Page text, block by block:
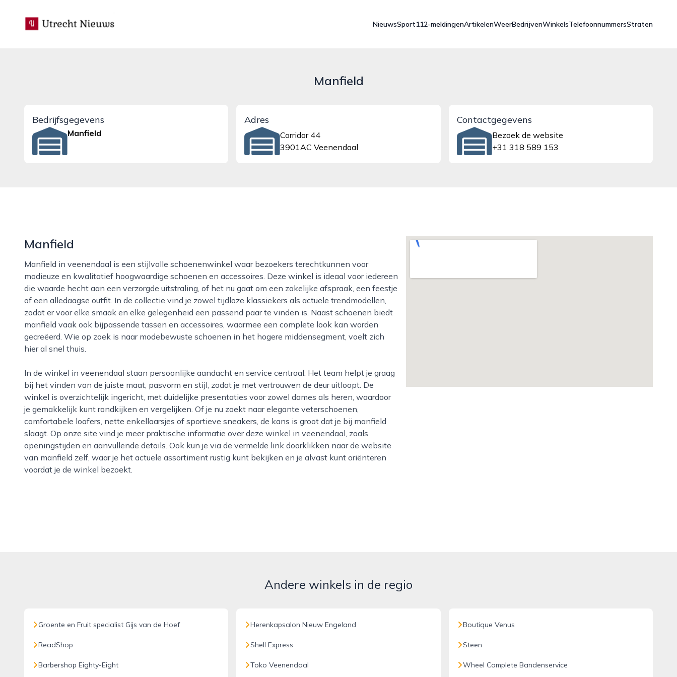
utrecht-nieuws.nl
NieuwsSport112-meldingenArtikelenWeerBedrijvenWinkelsTelefoonnummersStraten
Manfield
Bedrijfsgegevens
Manfield
Adres
Corridor 44
3901AC Veenendaal
Contactgegevens
Bezoek de website
+31 318 589 153
Manfield
Manfield in veenendaal is een stijlvolle schoenenwinkel waar bezoekers terechtkunnen voor
modieuze en kwalitatief hoogwaardige schoenen en accessoires. Deze winkel is ideaal voor iedereen
die waarde hecht aan een verzorgde uitstraling, of het nu gaat om een zakelijke afspraak, een feestje
of een alledaagse outfit. In de collectie vind je zowel tijdloze klassiekers als actuele trendmodellen,
zodat er voor elke smaak en elke gelegenheid een passend paar te vinden is. Naast schoenen biedt
manfield vaak ook bijpassende tassen en accessoires, waarmee een complete look kan worden
gecreëerd. Wie op zoek is naar modebewuste schoenen in het hogere middensegment, voelt zich
hier al snel thuis.
In de winkel in veenendaal staan persoonlijke aandacht en service centraal. Het team helpt je graag
bij het vinden van de juiste maat, pasvorm en stijl, zodat je met vertrouwen de deur uitloopt. De
winkel is overzichtelijk ingericht, met duidelijke presentaties voor zowel dames als heren, waardoor
je gemakkelijk kunt rondkijken en vergelijken. Of je nu zoekt naar elegante veterschoenen,
comfortabele loafers, nette enkellaarsjes of sportieve sneakers, de kans is groot dat je bij manfield
slaagt. Op onze site vind je meer praktische informatie over deze winkel in veenendaal, zoals
openingstijden en aanvullende details. Ook kun je via de vermelde link doorklikken naar de website
van manfield zelf, waar je het actuele assortiment rustig kunt bekijken en je alvast kunt oriënteren
voordat je de winkel bezoekt.
Andere winkels in de regio
Groente en Fruit specialist Gijs van de Hoef
ReadShop
Barbershop Eighty-Eight
Herenkapsalon Nieuw Engeland
Shell Express
Toko Veenendaal
Boutique Venus
Steen
Wheel Complete Bandenservice